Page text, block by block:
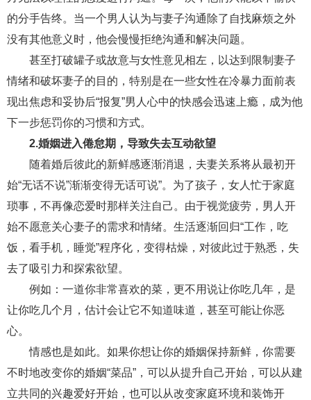
异地恋 明星 气质 美妆 情感挽回
化妆 挽留前任 避孕 挽回男友
挽回老公 产检 家庭暴力 孕中期
经营婚姻 婚姻修复 孕早期 感情挽回
产妇食谱 同性恋 交往 搭讪 光棍节
交流沟通 约会 情感语录 情商 两性健康
其他
的分手告终。当一个男人认为与妻子沟通除了自找麻烦之外
没有其他意义时，他会慢慢拒绝沟通和解决问题。
甚至打破罐子或故意与女性意见相左，以达到限制妻子
情绪和破坏妻子的目的，特别是在一些女性在冷暴力面前表
现出焦虑和妥协后“报复”男人心中的快感会迅速上瘾，成为他
下一步惩罚你的习惯和方式。
2.婚姻进入倦怠期，导致失去互动欲望
随着婚后彼此的新鲜感逐渐消退，夫妻关系将从最初开
始“无话不说”渐渐变得无话可说”。为了孩子，女人忙于家庭
琐事，不再像恋爱时那样关注自己。由于视觉疲劳，男人开
始不愿意关心妻子的需求和情绪。生活逐渐回归“工作，吃
饭，看手机，睡觉”程序化，变得枯燥，对彼此过于熟悉，失
去了吸引力和探索欲望。
例如：一道你非常喜欢的菜，更不用说让你吃几年，是
让你吃几个月，估计会让它不知道味道，甚至可能让你恶
心。
情感也是如此。如果你想让你的婚姻保持新鲜，你需要
不时地改变你的婚姻“菜品”，可以从提升自己开始，可以从建
立共同的兴趣爱好开始，也可以从改变家庭环境和装饰开